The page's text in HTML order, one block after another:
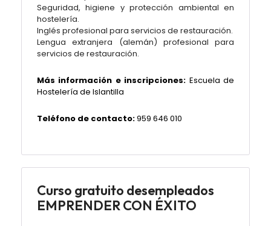
Seguridad, higiene y protección ambiental en
hostelería.
Inglés profesional para servicios de restauración.
Lengua extranjera (alemán) profesional para
servicios de restauración.
Más información e inscripciones: Escuela de
Hostelería de Islantilla
Teléfono de contacto:959 646 010
Curso gratuito desempleados
EMPRENDER CON ÉXITO